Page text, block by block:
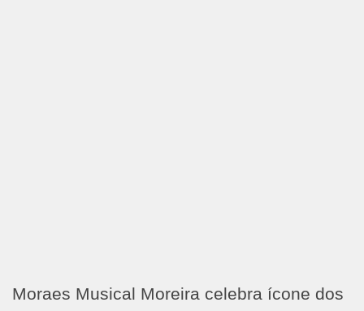
Moraes Musical Moreira celebra ícone dos